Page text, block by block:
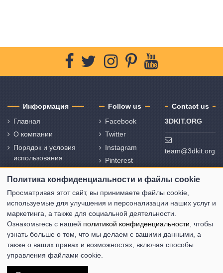
Информация
Главная
О компании
Порядок и условия
использования
Политика
конфиденциальности
и политика
использования
файлов cookie
Свяжитесь с нами
Карта сайта
Follow us
Facebook
Twitter
Instagram
Pinterest
Contact us
3DKIT.ORG
team@3dkit.org
Политика конфиденциальности и файлы cookie
Просматривая этот сайт, вы принимаете файлы cookie,
используемые для улучшения и персонализации наших услуг и
маркетинга, а также для социальной деятельности.
Ознакомьтесь с нашей политикой конфиденциальности , чтобы
узнать больше о том, что мы делаем с вашими данными, а
также о ваших правах и возможностях, включая способы
управления файлами cookie.